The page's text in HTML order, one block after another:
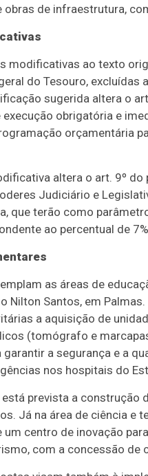
obras de infraestrutura,
modificativas ao texto
do Tesouro,
sugerida altera o
obrigatória e
orçamentária
altera o art. 9º
Judiciário e
que terão como
ao percentual de
as áreas de
Nilton Santos, em
a aquisição de
(tomógrafo e
garantir a segurança e a
nos hospitais do
prevista a
Já na área de ciência e
um centro de inovação
com a concessão de